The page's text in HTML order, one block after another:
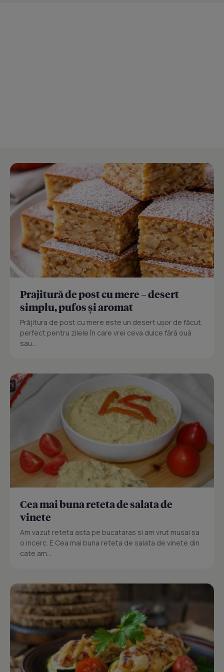
Prajitură de post cu mere – desert
simplu, pufos și aromat
Prăjitura de post cu mere este un desert ușor de făcut,
perfect pentru zilele în care vrei ceva dulce fără ouă
sau...
Cea mai buna reteta de salata de
vinete
Am vazut reteta asta pe bucataras si am vrut musai sa
o incerc. E Cea mai buna reteta de salata de vinete din
cate am...